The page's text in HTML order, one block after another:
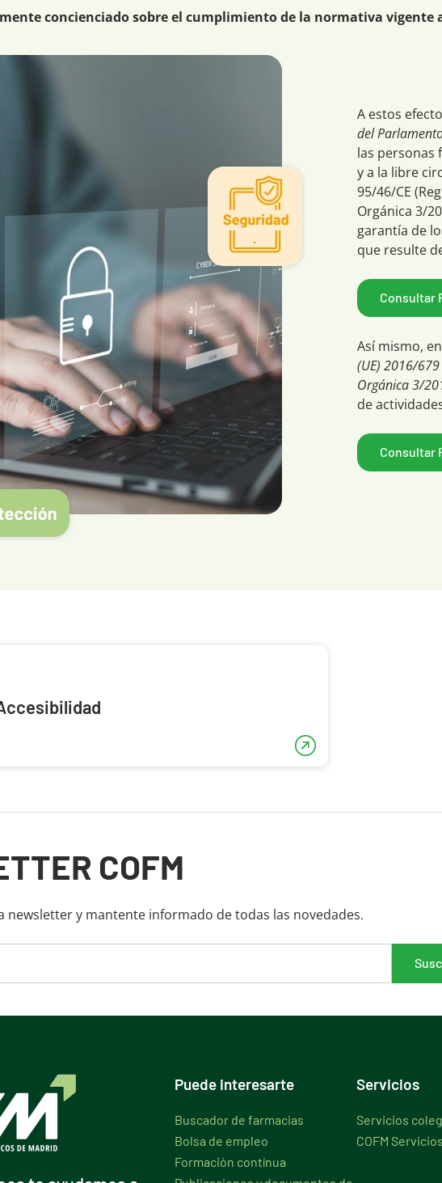
concienciado sobre el cumplimiento de la normativa
A estos
del
las personas
y a la libre
95/46/CE
Orgánica 3/
garantía de
que resulte
Consultar
Así mismo,
(UE) 2016/
Orgánica 3/
de
Consultar
COFM
newsletter y mantente informado de todas las novedades.
Puede interesarte
Buscador de farmacias
Bolsa de empleo
Formación contínua
Servicios
Servicios
COFM